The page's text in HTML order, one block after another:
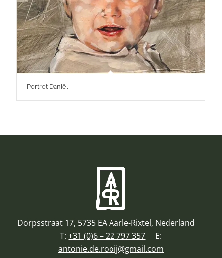
Portret Daniël
Dorpsstraat 17, 5735 EA Aarle-Rixtel, Nederland
T:+31 (0)6 – 22 797 357 E:
antonie.de.rooij@gmail.com